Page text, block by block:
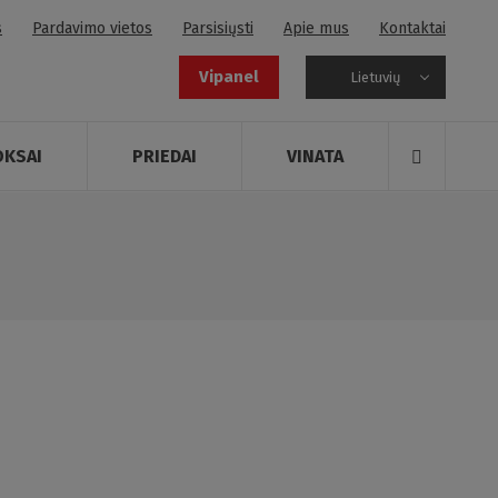
Pardavimo vietos Parsisiųsti Apie mus Kontaktai
Vipanel Lietuvių
PRIEDAI VINATA